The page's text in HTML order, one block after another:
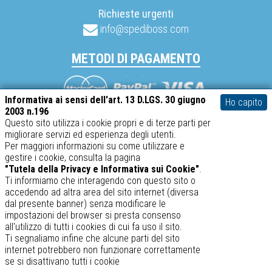
Informativa ai sensi dell'art. 13 D.LGS. 30 giugno
2003 n.196
Questo sito utilizza i cookie propri e di terze parti per
migliorare servizi ed esperienza degli utenti.
Per maggiori informazioni su come utilizzare e
gestire i cookie, consulta la pagina
"Tutela della Privacy e Informativa sui Cookie".
Ti informiamo che interagendo con questo sito o
accedendo ad altra area del sito internet (diversa
dal presente banner) senza modificare le
impostazioni del browser si presta consenso
all'utilizzo di tutti i cookies di cui fa uso il sito.
Ti segnaliamo infine che alcune parti del sito
internet potrebbero non funzionare correttamente
se si disattivano tutti i cookie
Ho capito
Richieste urgenti
info@spediboss.com
METODI DI PAGAMENTO
MastercardVisa PayPal
SABATINO srl – P.IVA 02634410969
spediboss.com © 2014-2026